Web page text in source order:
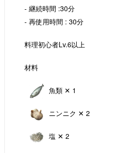
- 継続時間 :30分
- 再使用時間 : 30分
料理初心者Lv.6以上
材料
魚類 ✕ 1
ニンニク ✕ 2
塩 ✕ 2